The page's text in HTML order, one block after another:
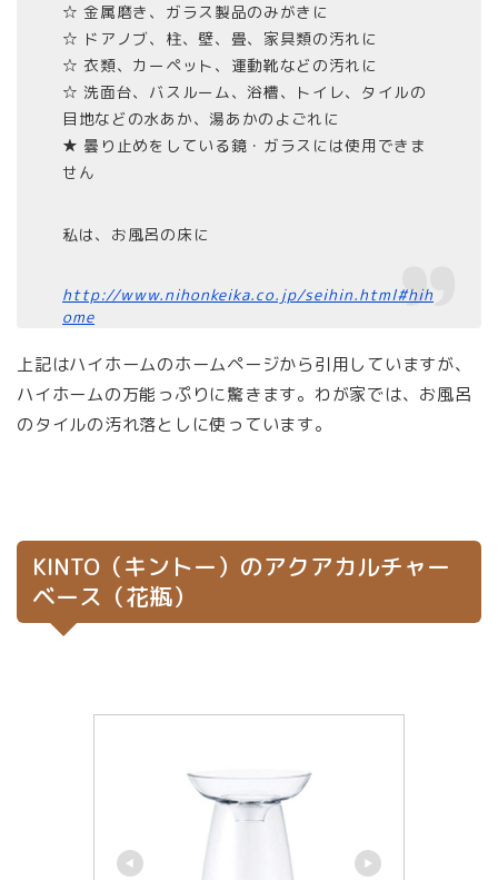
☆ 金属磨き、ガラス製品のみがきに
☆ ドアノブ、柱、壁、畳、家具類の汚れに
☆ 衣類、カーペット、運動靴などの汚れに
☆ 洗面台、バスルーム、浴槽、トイレ、タイルの
目地などの水あか、湯あかのよごれに
★ 曇り止めをしている鏡・ガラスには使用できま
せん
私は、お風呂の床に
http://www.nihonkeika.co.jp/seihin.html#hih
ome
上記はハイホームのホームページから引用していますが、
ハイホームの万能っぷりに驚きます。わが家では、お風呂
のタイルの汚れ落としに使っています。
KINTO（キントー）のアクアカルチャー
ベース（花瓶）